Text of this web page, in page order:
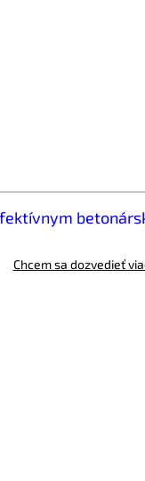
v
á
c
Chcem sa dozvedieť